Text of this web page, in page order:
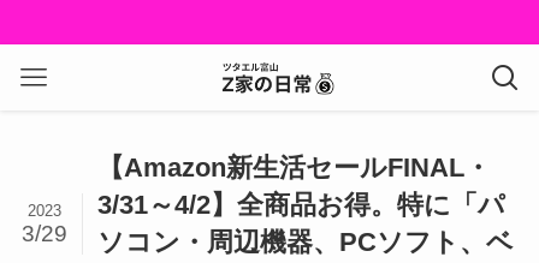
【Amazon新生活セールFINAL・
3/31～4/2】全商品お得。特に「パ
ソコン・周辺機器、PCソフト、ベ
2023
3/29